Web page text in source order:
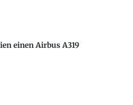
einen Airbus A319